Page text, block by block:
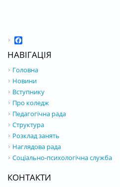
НАВІГАЦІЯ
Головна
Новини
Вступнику
Про коледж
Педагогічна рада
Структура
Розклад занять
Наглядова рада
Соціально-психологічна служба
КОНТАКТИ